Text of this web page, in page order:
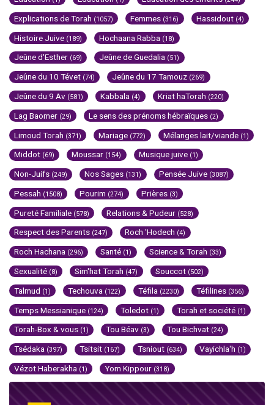
Explications de Torah (1057) Femmes (316) Hassidout (4)
Histoire Juive (189) Hochaana Rabba (18)
Jeûne d'Esther (69) Jeûne de Guedalia (51)
Jeûne du 10 Tévet (74) Jeûne du 17 Tamouz (269)
Jeûne du 9 Av (581) Kabbala (4) Kriat haTorah (220)
Lag Baomer (29) Le sens des prénoms hébraïques (2)
Limoud Torah (371) Mariage (772) Mélanges lait/viande (1)
Middot (69) Moussar (154) Musique juive (1)
Non-Juifs (249) Nos Sages (131) Pensée Juive (3087)
Pessah (1508) Pourim (274) Prières (3)
Pureté Familiale (578) Relations & Pudeur (528)
Respect des Parents (247) Roch 'Hodech (4)
Roch Hachana (296) Santé (1) Science & Torah (33)
Sexualité (8) Sim'hat Torah (47) Souccot (502)
Talmud (1) Techouva (122) Téfila (2230) Téfilines (356)
Temps Messianique (124) Toledot (1) Torah et société (1)
Torah-Box & vous (1) Tou Béav (3) Tou Bichvat (24)
Tsédaka (397) Tsitsit (167) Tsniout (634) Vayichla'h (1)
Vézot Haberakha (1) Yom Kippour (318)